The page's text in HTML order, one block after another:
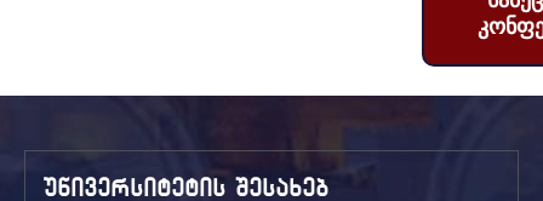
უნივერსიტეტის შესახებ